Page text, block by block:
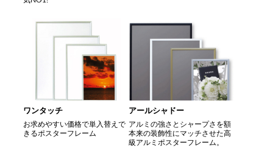
ワンタッチ
お求めやすい価格で単入替えで
きるポスターフレーム
アールシャドー
アルミの強さとシャープさを額
本来の装飾性にマッチさせた高
級アルミポスターフレーム。